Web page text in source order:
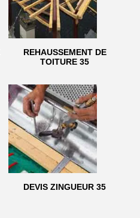
REHAUSSEMENT DE
TOITURE 35
DEVIS ZINGUEUR 35